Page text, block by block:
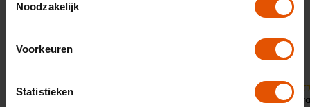
Noodzakelijk
Voorkeuren
Statistieken 10 Door:
Dhr.